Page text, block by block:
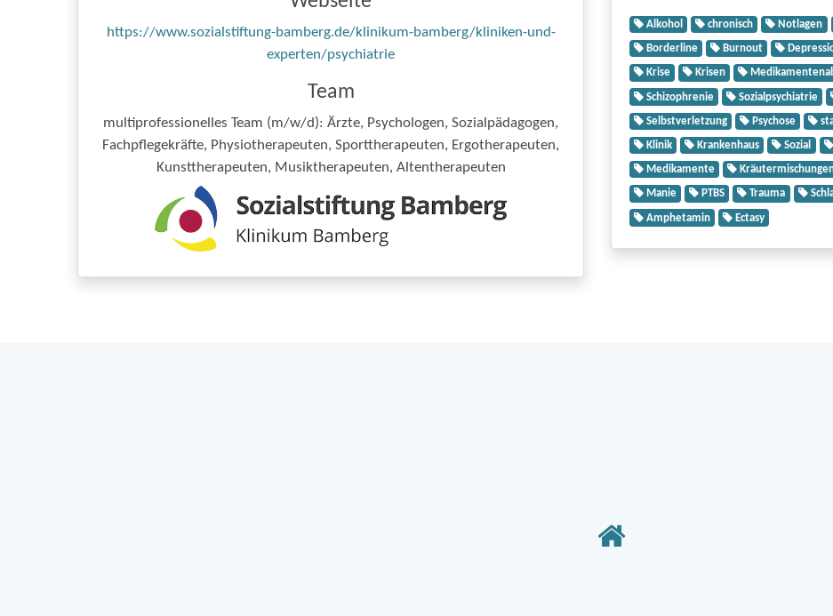
https://www.sozialstiftung-bamberg.de/klinikum-bamberg/kliniken-und-
experten/psychiatrie
Team
multiprofessionelles Team (m/w/d): Ärzte, Psychologen, Sozialpädagogen,
Fachpflegekräfte, Physiotherapeuten, Sporttherapeuten, Ergotherapeuten,
Kunsttherapeuten, Musiktherapeuten, Altentherapeuten
Alkohol chronisch Notlagen
Borderline Burnout
Krise Krisen
Schizophrenie Sozialpsychiatrie
Selbstverletzung Psychose
Klinik Krankenhaus Sozial
Medikamente
Manie PTBS Trauma
Amphetamin Ectasy